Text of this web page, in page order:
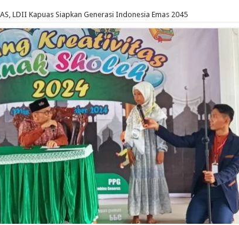
LDII Kapuas Siapkan Generasi Indonesia Emas 2045